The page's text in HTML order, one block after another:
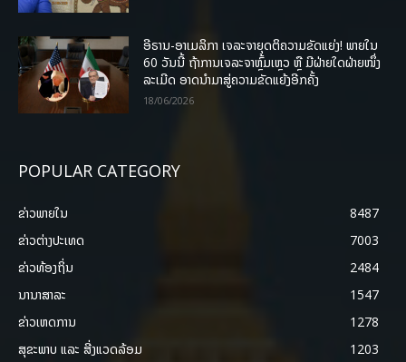
ອີຣານ-ອາເມລິກາ ເຈລະຈາຍຸດຕິຄວາມຂັດແຍ່ງ! ພາຍໃນ
60 ວັນນີ້ ຖ້າການເຈລະຈາຫຼົ້ມເຫຼວ ຫຼື ມີຝ່າຍໃດຝ່າຍໜຶ່ງ
ລະເມີດ ອາດນໍາມາສູ່ຄວາມຂັດແຍ້ງອີກຄັ້ງ
18/06/2026
POPULAR CATEGORY
ຂ່າວພາຍ​ໃນ
8487
ຂ່າວຕ່າງປະເທດ
7003
ຂ່າວທ້ອງຖິ່ນ
2484
ນານາສາລະ
1547
ຂ່າວເຫດການ
1278
ສຸຂະພາບ ແລະ ສີ່ງແວດລ້ອມ
1203